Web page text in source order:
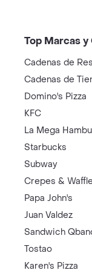
Top Marcas
Cadenas de
Cadenas de
Domino's Pizza
KFC
La Mega
Starbucks
Subway
Crepes &
Papa John's
Juan Valdez
Sandwich
Tostao
Karen's Pizza